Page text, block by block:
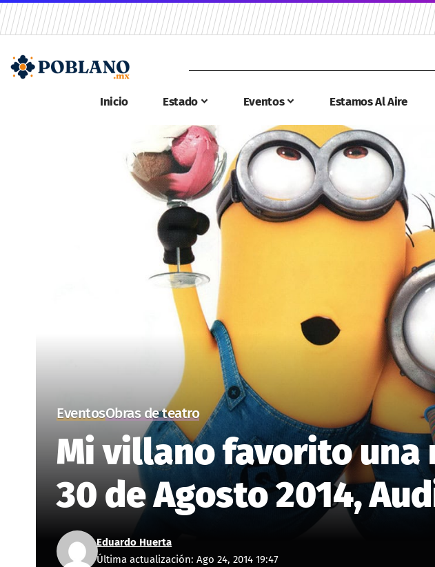
Inicio Estado Eventos Estamos Al Aire
EventosObras de teatro
Mi villano favorito una
30 de Agosto 2014,
Última actualización: Ago 24, 2014 19:47
Eduardo Huerta